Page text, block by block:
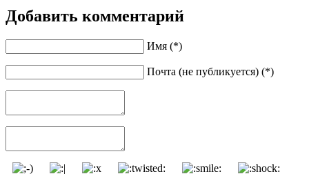
Добавить комментарий
Имя (*)
Почта (не публикуется) (*)